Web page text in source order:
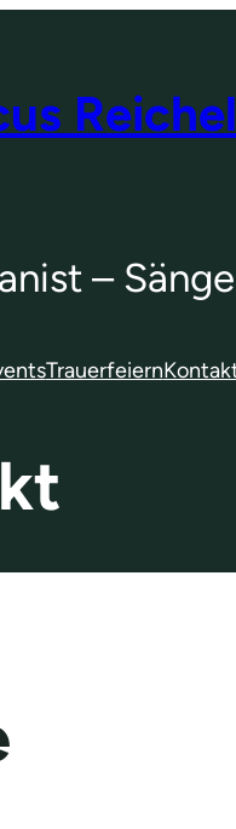
–
Trauerfeiern